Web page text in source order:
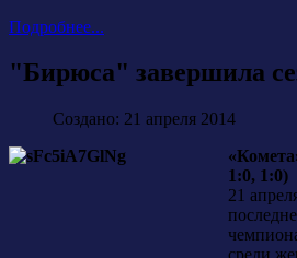
Подробнее...
"Бирюса" завершила
Создано: 21 апреля 2014
1:0, 1:0)
21